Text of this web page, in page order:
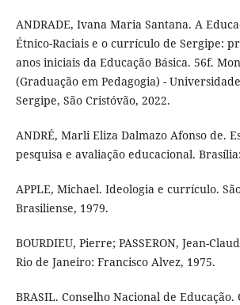
ANDRADE, Ivana Maria Santana. A
Étnico-Raciais e o currículo de Sergipe:
anos iniciais da Educação Básica. 56f.
(Graduação em Pedagogia) -
Sergipe, São Cristóvão, 2022.
ANDRÉ, Marli Eliza Dalmazo Afonso de.
pesquisa e avaliação educacional.
APPLE, Michael. Ideologia e currículo.
Brasiliense, 1979.
BOURDIEU, Pierre; PASSERON, Jean-
Rio de Janeiro: Francisco Alvez, 1975.
BRASIL. Conselho Nacional de Educação.